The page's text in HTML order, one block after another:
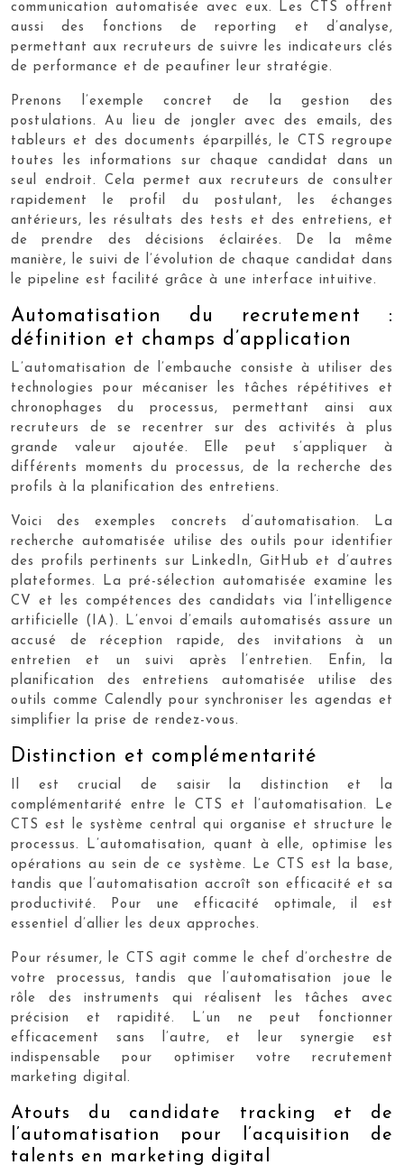
communication automatisée avec eux. Les CTS offrent
aussi des fonctions de reporting et d’analyse,
permettant aux recruteurs de suivre les indicateurs clés
de performance et de peaufiner leur stratégie.
Prenons l’exemple concret de la gestion des
postulations. Au lieu de jongler avec des emails, des
tableurs et des documents éparpillés, le CTS regroupe
toutes les informations sur chaque candidat dans un
seul endroit. Cela permet aux recruteurs de consulter
rapidement le profil du postulant, les échanges
antérieurs, les résultats des tests et des entretiens, et
de prendre des décisions éclairées. De la même
manière, le suivi de l’évolution de chaque candidat dans
le pipeline est facilité grâce à une interface intuitive.
Automatisation du recrutement :
définition et champs d’application
L’automatisation de l’embauche consiste à utiliser des
technologies pour mécaniser les tâches répétitives et
chronophages du processus, permettant ainsi aux
recruteurs de se recentrer sur des activités à plus
grande valeur ajoutée. Elle peut s’appliquer à
différents moments du processus, de la recherche des
profils à la planification des entretiens.
Voici des exemples concrets d’automatisation. La
recherche automatisée utilise des outils pour identifier
des profils pertinents sur LinkedIn, GitHub et d’autres
plateformes. La pré-sélection automatisée examine les
CV et les compétences des candidats via l’intelligence
artificielle (IA). L’envoi d’emails automatisés assure un
accusé de réception rapide, des invitations à un
entretien et un suivi après l’entretien. Enfin, la
planification des entretiens automatisée utilise des
outils comme Calendly pour synchroniser les agendas et
simplifier la prise de rendez-vous.
Distinction et complémentarité
Il est crucial de saisir la distinction et la
complémentarité entre le CTS et l’automatisation. Le
CTS est le système central qui organise et structure le
processus. L’automatisation, quant à elle, optimise les
opérations au sein de ce système. Le CTS est la base,
tandis que l’automatisation accroît son efficacité et sa
productivité. Pour une efficacité optimale, il est
essentiel d’allier les deux approches.
Pour résumer, le CTS agit comme le chef d’orchestre de
votre processus, tandis que l’automatisation joue le
rôle des instruments qui réalisent les tâches avec
précision et rapidité. L’un ne peut fonctionner
efficacement sans l’autre, et leur synergie est
indispensable pour optimiser votre recrutement
marketing digital.
Atouts du candidate tracking et de
l’automatisation pour l’acquisition de
talents en marketing digital